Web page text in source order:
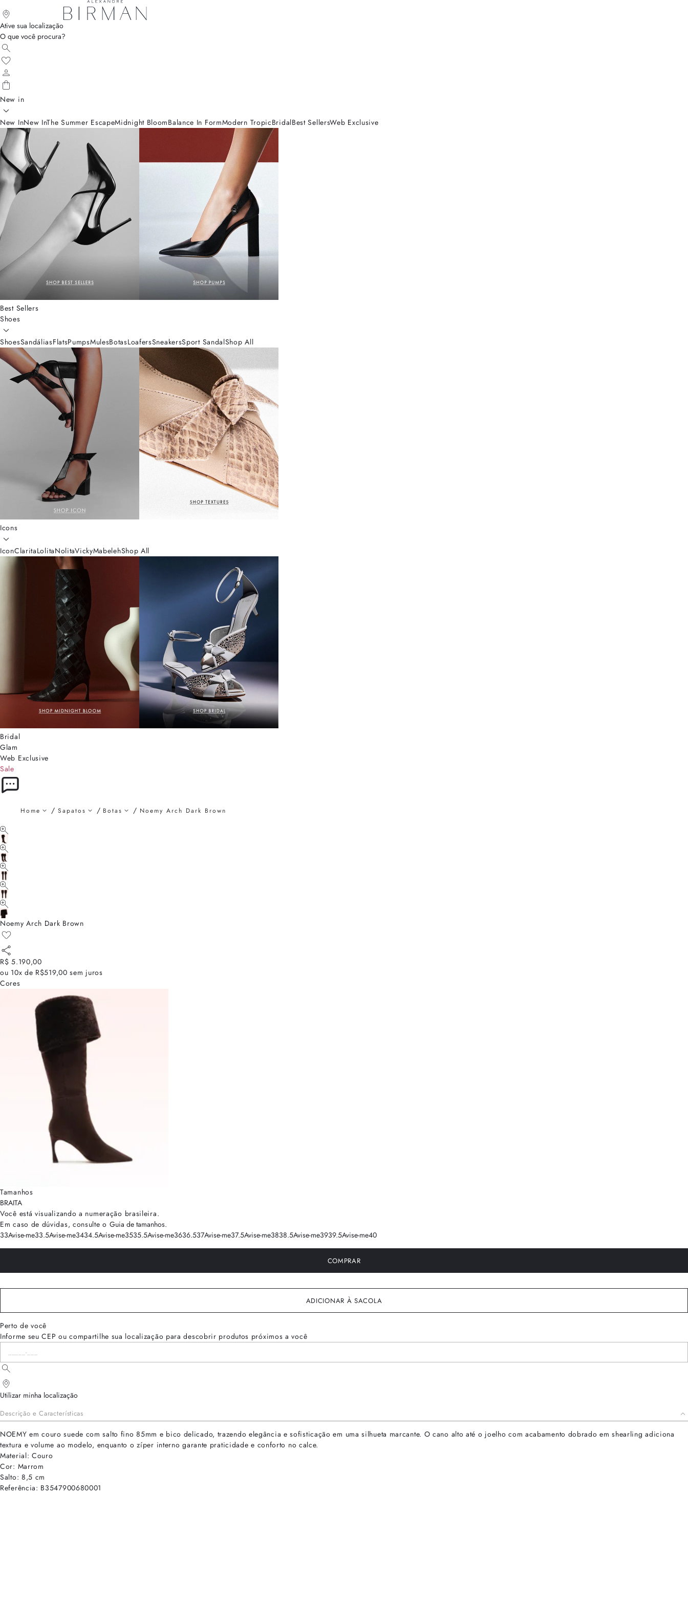
Ative sua localização
O que você procura?
New in
New InNew InThe Summer EscapeMidnight BloomBalance In FormModern TropicBridalBest SellersWeb Exclusive
Best Sellers
Shoes
ShoesSandáliasFlatsPumpsMulesBotasLoafersSneakersSport SandalShop All
Icons
IconClaritaLolitaNolitaVickyMabelehShop All
Bridal
Glam
Web Exclusive
Sale
Home Sapatos Botas Noemy Arch Dark Brown
Noemy Arch Dark Brown
R$ 5.190,00
ou 10x de R$519,00 sem juros
Cores
Tamanhos
BRAITA
Você está visualizando a numeração brasileira.
Em caso de dúvidas, consulte o Guia de tamanhos.
33Avise-me33.5Avise-me3434.5Avise-me3535.5Avise-me3636.537Avise-me37.5Avise-me3838.5Avise-me3939.5Avise-me40
COMPRAR
ADICIONAR À SACOLA
Perto de você
Informe seu CEP ou compartilhe sua localização para descobrir produtos próximos a você
Utilizar minha localização
Descrição e Características
NOEMY em couro suede com salto fino 85mm e bico delicado, trazendo elegância e sofisticação em uma silhueta marcante. O cano alto até o joelho com acabamento dobrado em shearling adiciona
textura e volume ao modelo, enquanto o zíper interno garante praticidade e conforto no calce.
Material: Couro
Cor: Marrom
Salto: 8,5 cm
Referência: B3547900680001